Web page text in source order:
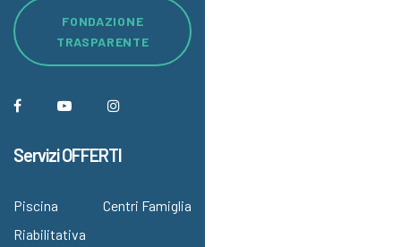
FONDAZIONE
TRASPARENTE
Servizi OFFERTI
Piscina
Riabilitativa
Centri Famiglia